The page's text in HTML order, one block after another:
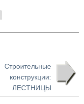
Строительные
конструкции:
ЛЕСТНИЦЫ